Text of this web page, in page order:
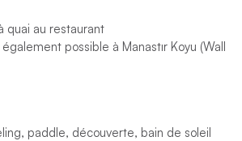
quai au restaurant
possible à Manastır Koyu (Wall
paddle, découverte, bain de soleil